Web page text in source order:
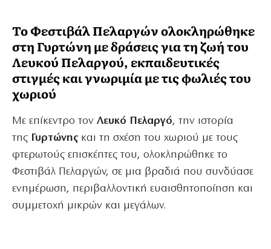
Το Φεστιβάλ Πελαργών ολοκληρώθηκε
στη Γυρτώνη με δράσεις για τη ζωή του
Λευκού Πελαργού, εκπαιδευτικές
στιγμές και γνωριμία με τις φωλιές του
χωριού
Με επίκεντρο τον Λευκό Πελαργό, την ιστορία
της Γυρτώνης και τη σχέση του χωριού με τους
φτερωτούς επισκέπτες του, ολοκληρώθηκε το
Φεστιβάλ Πελαργών, σε μια βραδιά που συνδύασε
ενημέρωση, περιβαλλοντική ευαισθητοποίηση και
συμμετοχή μικρών και μεγάλων.